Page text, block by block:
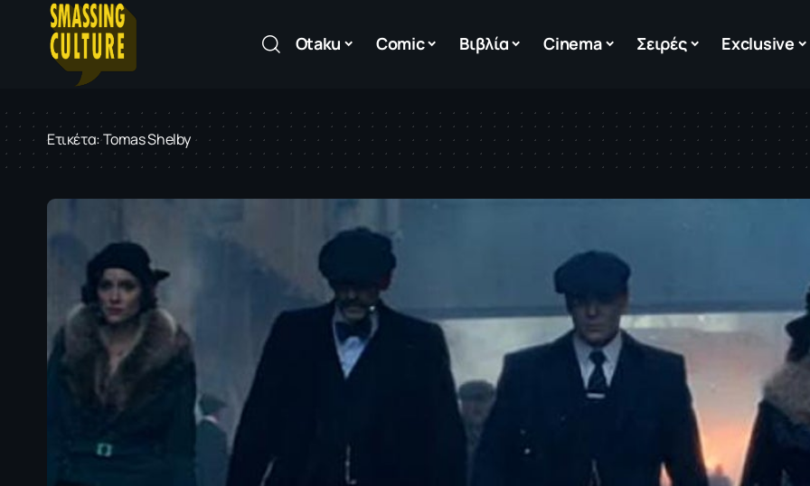
Otaku Comic Βιβλία Cinema Σειρές Exclusive
Ετικέτα:Tomas Shelby